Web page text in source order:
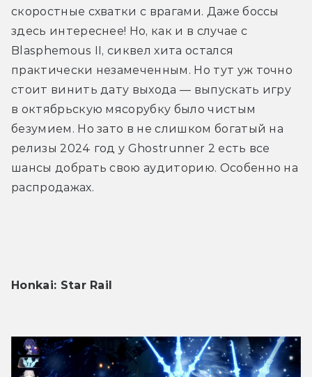
скоростные схватки с врагами. Даже боссы
здесь интереснее! Но, как и в случае с
Blasphemous II, сиквел хита остался
практически незамеченным. Но тут уж точно
стоит винить дату выхода — выпускать игру
в октябрьскую мясорубку было чистым
безумием. Но зато в не слишком богатый на
релизы 2024 год у Ghostrunner 2 есть все
шансы добрать свою аудиторию. Особенно на
распродажах.
Honkai: Star Rail